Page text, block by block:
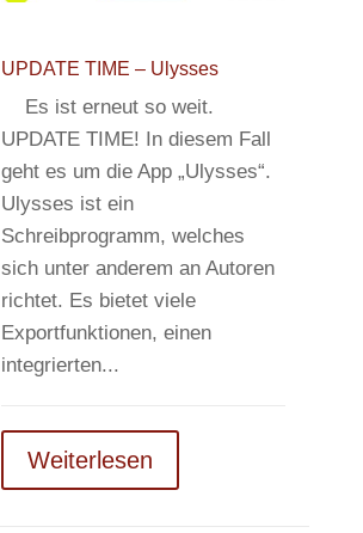
UPDATE TIME – Ulysses
Es ist erneut so weit.
UPDATE TIME! In diesem Fall
geht es um die App „Ulysses“.
Ulysses ist ein
Schreibprogramm, welches
sich unter anderem an Autoren
richtet. Es bietet viele
Exportfunktionen, einen
integrierten...
Weiterlesen